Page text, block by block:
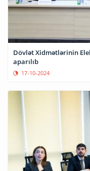
Dövlət Xidmətlərinin
aparılıb
17-10-2024